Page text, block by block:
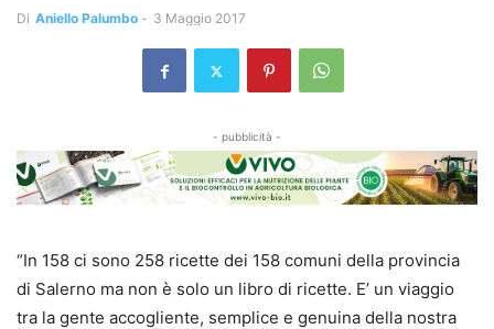
Di Aniello Palumbo - 3 Maggio 2017
- pubblicità -
“In 158 ci sono 258 ricette dei 158 comuni della provincia
di Salerno ma non è solo un libro di ricette. E’ un viaggio
tra la gente accogliente, semplice e genuina della nostra